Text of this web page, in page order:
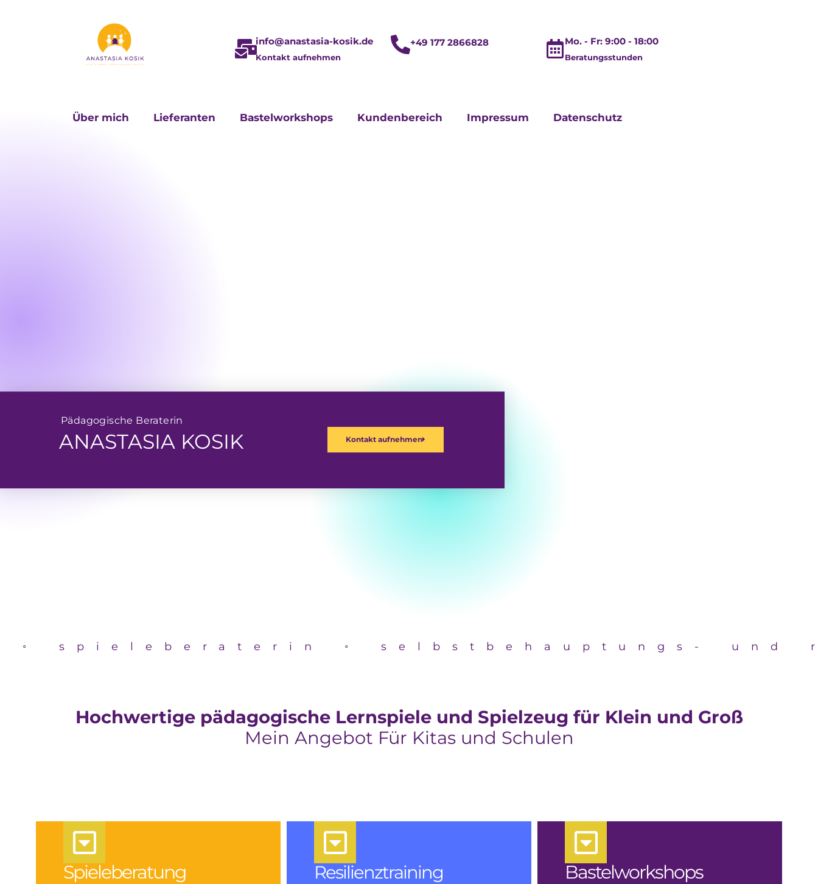
info@anastasia-kosik.de
Kontakt aufnehmen
+49 177 2866828 Mo. - Fr: 9:00 - 18:00
Beratungsstunden
Über mich Lieferanten Bastelworkshops Kundenbereich Impressum Datenschutz
Pädagogische Beraterin
ANASTASIA KOSIK Kontakt aufnehmen
◦ spieleberaterin ◦ selbstbehauptungs-
Hochwertige pädagogische Lernspiele und Spielzeug für Klein und Groß
Mein Angebot Für Kitas und Schulen
Spieleberatung Resilienztraining Bastelworkshops